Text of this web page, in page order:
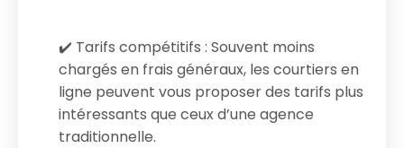
✔️ Tarifs compétitifs : Souvent moins
chargés en frais généraux, les courtiers en
ligne peuvent vous proposer des tarifs plus
intéressants que ceux d’une agence
traditionnelle.